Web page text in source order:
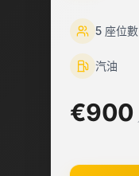
5 座位數
汽油
€900